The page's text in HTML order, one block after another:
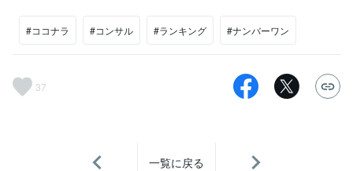
#ココナラ #コンサル #ランキング #ナンバーワン
37
一覧に戻る